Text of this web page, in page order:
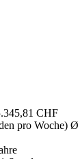
CHF
pro Woche) Ø